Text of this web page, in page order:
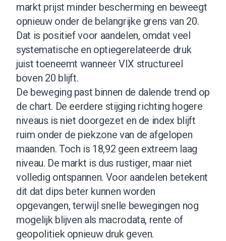
markt prijst minder bescherming en beweegt
opnieuw onder de belangrijke grens van 20.
Dat is positief voor aandelen, omdat veel
systematische en optiegerelateerde druk
juist toeneemt wanneer VIX structureel
boven 20 blijft.
De beweging past binnen de dalende trend op
de chart. De eerdere stijging richting hogere
niveaus is niet doorgezet en de index blijft
ruim onder de piekzone van de afgelopen
maanden. Toch is 18,92 geen extreem laag
niveau. De markt is dus rustiger, maar niet
volledig ontspannen. Voor aandelen betekent
dit dat dips beter kunnen worden
opgevangen, terwijl snelle bewegingen nog
mogelijk blijven als macrodata, rente of
geopolitiek opnieuw druk geven.